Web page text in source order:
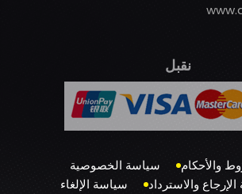
نقبل
والأحكام
سياسة الخصوصية
والاسترداد
سياسة الإلغاء